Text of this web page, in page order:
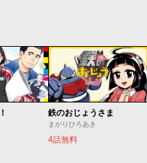
鉄のおじょうさま
まがりひろあき
4話無料